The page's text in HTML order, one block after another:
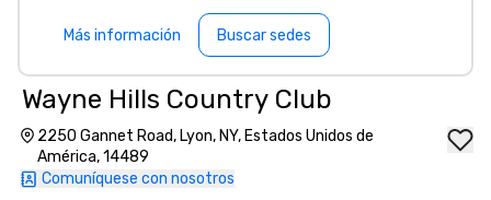
Más información Buscar sedes
Wayne Hills Country Club
2250 Gannet Road, Lyon, NY, Estados Unidos de
América, 14489
Comuníquese con nosotros